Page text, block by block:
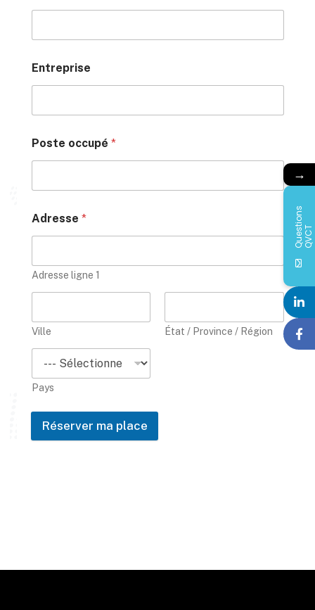
Entreprise
Poste occupé *
Adresse *
Adresse ligne 1
Ville État / Province / Région
Pays
Réserver ma place
→
Q
u
e
st
i
o
n
s
Q
V
CT